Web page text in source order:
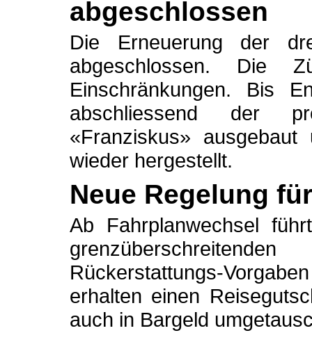
abgeschlossen
Die Erneuerung der
abgeschlossen. Die
Einschränkungen. Bis
abschliessend der
«Franziskus»
wieder hergestellt.
Neue Regelung
Ab Fahrplanwechsel
Rückerstattungs-
erhalten einen
auch in Bargeld